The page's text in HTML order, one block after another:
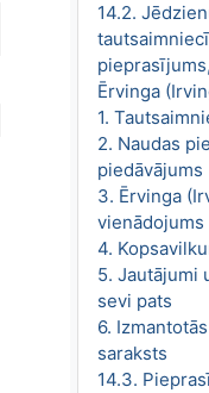
14.2.
Ērvinga
1.
2. Naudas
piedāvājums
3. Ērvinga
vienādojums
4.
5. Jautājumi
sevi pats
6.
saraksts
14.3.